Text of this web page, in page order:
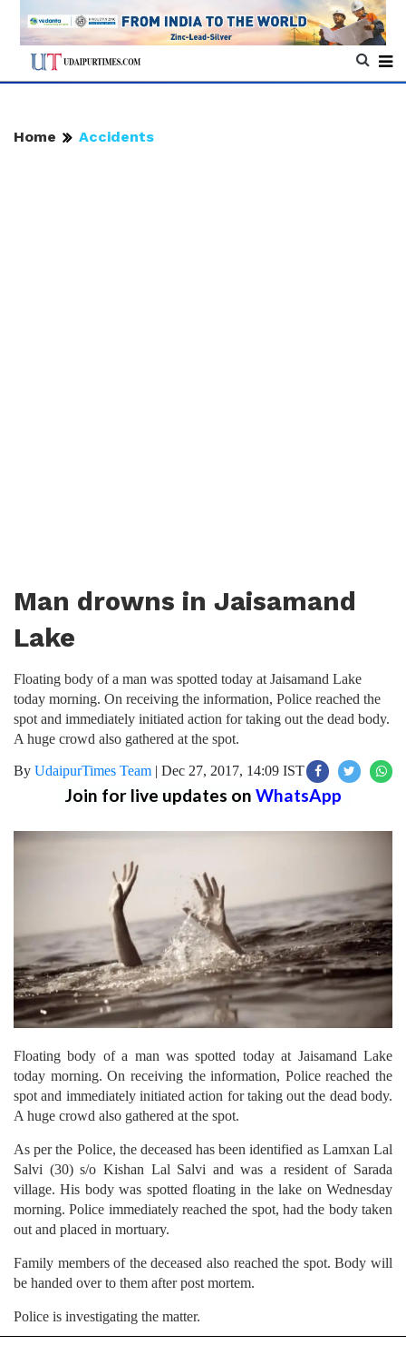
Home Accidents
Man drowns in Jaisamand
Lake
Floating body of a man was spotted today at Jaisamand Lake
today morning. On receiving the information, Police reached the
spot and immediately initiated action for taking out the dead body.
A huge crowd also gathered at the spot.
By UdaipurTimes Team | Dec 27, 2017, 14:09 IST
Join for live updates on WhatsApp
Floating body of a man was spotted today at Jaisamand Lake
today morning. On receiving the information, Police reached the
spot and immediately initiated action for taking out the dead body.
A huge crowd also gathered at the spot.
As per the Police, the deceased has been identified as Lamxan Lal
Salvi (30) s/o Kishan Lal Salvi and was a resident of Sarada
village. His body was spotted floating in the lake on Wednesday
morning. Police immediately reached the spot, had the body taken
out and placed in mortuary.
Family members of the deceased also reached the spot. Body will
be handed over to them after post mortem.
Police is investigating the matter.